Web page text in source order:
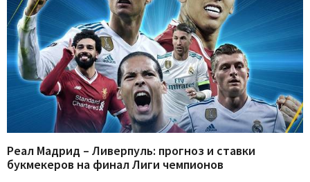
Реал Мадрид – Ливерпуль: прогноз и ставки
букмекеров на финал Лиги чемпионов